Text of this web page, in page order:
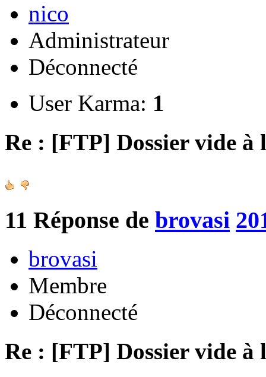
nico
Administrateur
Déconnecté
User Karma: 1
Re : [FTP] Dossier vide à
11 Réponse de brovasi
brovasi
Membre
Déconnecté
Re : [FTP] Dossier vide à